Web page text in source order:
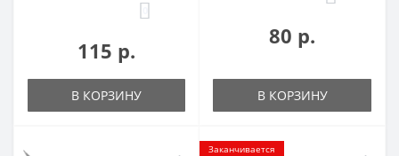
115 р.
В КОРЗИНУ
80 р.
В КОРЗИНУ
Заканчивается